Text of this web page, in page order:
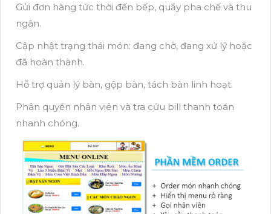
Gửi đơn hàng tức thời đến bếp, quầy pha chế và thu
ngân.
Cập nhật trạng thái món: đang chờ, đang xử lý hoặc
đã hoàn thành.
Hỗ trợ quản lý bàn, gộp bàn, tách bàn linh hoạt.
Phân quyền nhân viên và tra cứu bill thanh toán
nhanh chóng.